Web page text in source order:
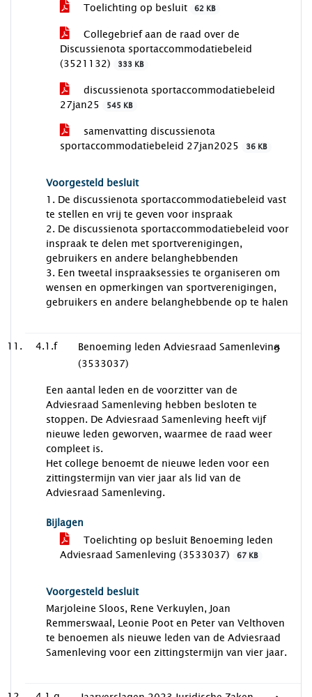
Toelichting op besluit
62 KB
Collegebrief aan de raad over de
Discussienota sportaccommodatiebeleid
(3521132)
333 KB
discussienota sportaccommodatiebeleid
27jan25
545 KB
samenvatting discussienota
sportaccommodatiebeleid 27jan2025
36 KB
Voorgesteld besluit
1. De discussienota sportaccommodatiebeleid vast
te stellen en vrij te geven voor inspraak
2. De discussienota sportaccommodatiebeleid voor
inspraak te delen met sportverenigingen,
gebruikers en andere belanghebbenden
3. Een tweetal inspraaksessies te organiseren om
wensen en opmerkingen van sportverenigingen,
gebruikers en andere belanghebbende op te halen
4.1.f
Benoeming leden Adviesraad Samenleving
(3533037)
Een aantal leden en de voorzitter van de
Adviesraad Samenleving hebben besloten te
stoppen. De Adviesraad Samenleving heeft vijf
nieuwe leden geworven, waarmee de raad weer
compleet is.
Het college benoemt de nieuwe leden voor een
zittingstermijn van vier jaar als lid van de
Adviesraad Samenleving.
Bijlagen
Toelichting op besluit Benoeming leden
Adviesraad Samenleving (3533037)
67 KB
Voorgesteld besluit
Marjoleine Sloos, Rene Verkuylen, Joan
Remmerswaal, Leonie Poot en Peter van Velthoven
te benoemen als nieuwe leden van de Adviesraad
Samenleving voor een zittingstermijn van vier jaar.